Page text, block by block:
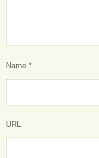
Name *
URL